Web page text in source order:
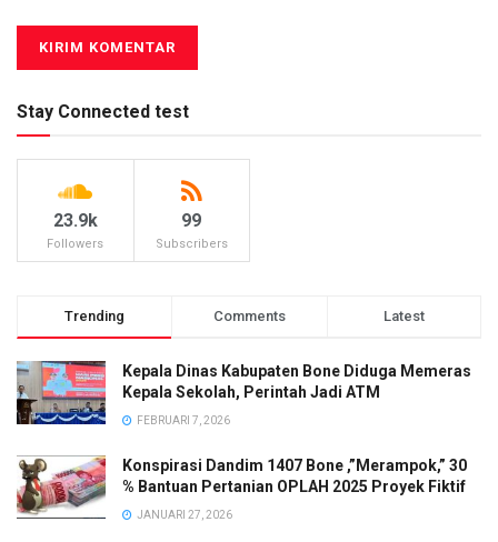
Stay Connected test
23.9k
Followers
99
Subscribers
Trending Comments Latest
Kepala Dinas Kabupaten Bone Diduga Memeras
Kepala Sekolah, Perintah Jadi ATM
FEBRUARI 7, 2026
Konspirasi Dandim 1407 Bone ,”Merampok,” 30
% Bantuan Pertanian OPLAH 2025 Proyek Fiktif
JANUARI 27, 2026